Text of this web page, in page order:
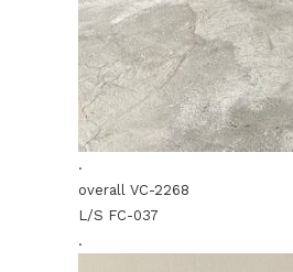
.
overall VC-2268
L/S FC-037
.